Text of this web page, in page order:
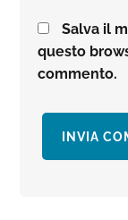
Salva il
questo
commento.